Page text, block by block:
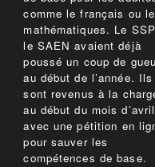
comme le français ou
mathématiques. Le
le SAEN avaient déjà
poussé un coup de
au début de l’année. Ils
sont revenus à la
au début du mois
avec une pétition en
pour sauver les
compétences de base.